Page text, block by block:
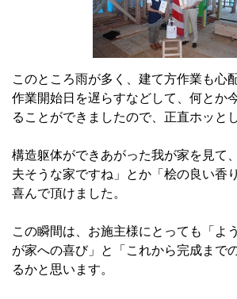
このところ雨が多く、建て方作業も心
作業開始日を遅らすなどして、何とか
ることができましたので、正直ホッと
構造躯体ができあがった我が家を見て
夫そうな家ですね」とか「桧の良い香
喜んで頂けました。
この瞬間は、お施主様にとっても「よ
が家への喜び」と「これから完成まで
るかと思います。